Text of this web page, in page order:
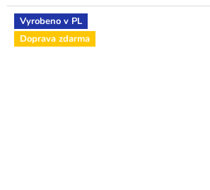
Vyrobeno v PL
Doprava zdarma